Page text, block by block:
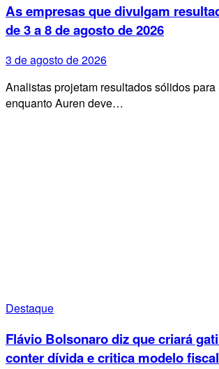
As empresas que divulgam
de 3 a 8 de agosto de 2026
3 de agosto de 2026
Analistas projetam resultados sólidos para
enquanto Auren deve…
Destaque
Flávio Bolsonaro diz que criará
conter dívida e critica modelo